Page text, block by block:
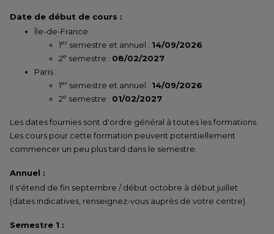
Date de début de cours :
Île-de-France :
1er semestre et annuel : 14/09/2026
2e semestre : 08/02/2027
Paris :
1er semestre et annuel : 14/09/2026
2e semestre : 01/02/2027
Les dates fournies sont d'ordre général à toutes les formations.
Les cours pour cette formation peuvent potentiellement
commencer un peu plus tard dans le semestre.
Annuel :
Il s'étend de fin septembre / début octobre à début juillet
(dates indicatives, renseignez-vous auprès de votre centre).
Semestre 1 :